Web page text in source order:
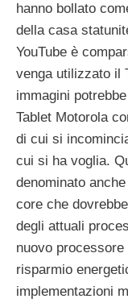
hanno bollato
della casa
YouTube è
venga utilizzato il
immagini
Tablet Motorola
di cui si
cui si ha voglia.
denominato anche
core che
degli attuali
nuovo
risparmio
implementazioni